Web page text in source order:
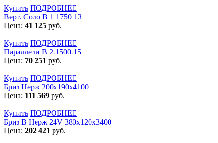
Купить ПОДРОБНЕЕ
Верт. Соло В 1-1750-13
Цена: 41 125 руб.
Купить ПОДРОБНЕЕ
Параллели В 2-1500-15
Цена: 70 251 руб.
Купить ПОДРОБНЕЕ
Бриз Нерж 200х190х4100
Цена: 111 569 руб.
Купить ПОДРОБНЕЕ
Бриз В Нерж 24V 380x120x3400
Цена: 202 421 руб.